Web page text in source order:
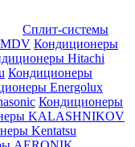
Сплит-системы
Кондиционеры
Hitachi
Кондиционеры
Energolux
Кондиционеры
KALASHNIKOV
Kentatsu